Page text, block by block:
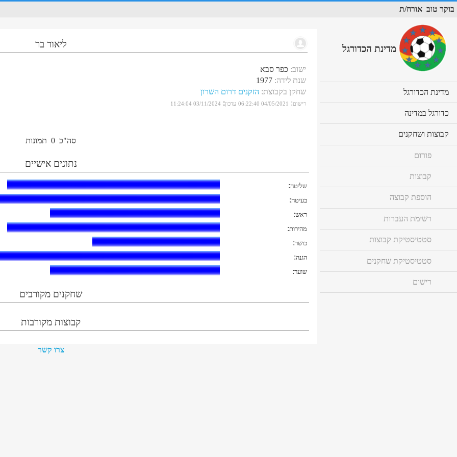
בוקר טוב אורח/ת
ליאור בר
ישוב: כפר סבא
שנת לידה:
1977
שחקן בקבוצת: הזקנים דרום השרון
רישום:
04/05/2021 06:22:40 עדכון:
03/11/2024 11:24:04
סה"כ 0 תמונות
נתונים אישיים
שליטה:
בעיטה:
ראש:
מהירות:
כושר:
הגנה:
שוער:
שחקנים מקורבים
קבוצות מקורבות
צרו קשר
מדינת הכדורגל
מדינת הכדורגל
to
כדורגל במדינה
to
קבוצות ושחקנים
to
פורום
קבוצות
הוספת קבוצה
רשימת העברות
סטטיסטיקת קבוצות
סטטיסטיקת שחקנים
רישום